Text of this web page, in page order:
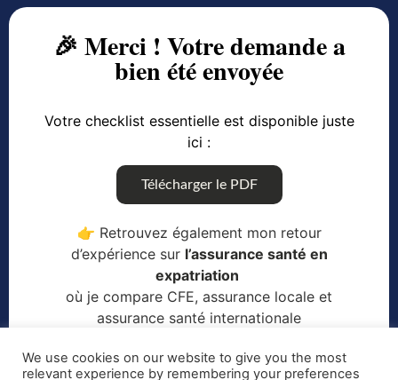
🎉 Merci ! Votre demande a
bien été envoyée
Votre checklist essentielle est disponible juste
ici :
Télécharger le PDF
👉 Retrouvez également mon retour
d’expérience sur l’assurance santé en
expatriation
où je compare CFE, assurance locale et
assurance santé internationale
We use cookies on our website to give you the most
relevant experience by remembering your preferences